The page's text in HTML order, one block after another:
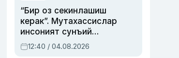
“Бир оз секинлашиш
керак”. Мутахассислар
инсоният сунъий
интеллектни бошқара
олмай қолишидан
12:40 / 04.08.2026